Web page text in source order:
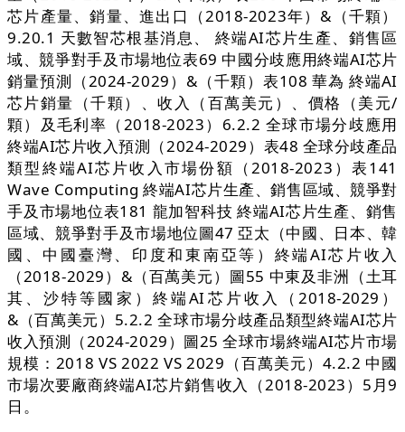
芯片產量、銷量、進出口（2018-2023年）&（千顆）
9.20.1 天數智芯根基消息、 終端AI芯片生產、銷售區
域、競爭對手及市場地位表69 中國分歧應用終端AI芯片
銷量預測（2024-2029）&（千顆）表108 華為 終端AI
芯片銷量（千顆）、收入（百萬美元）、價格（美元/
顆）及毛利率（2018-2023）6.2.2 全球市場分歧應用
終端AI芯片收入預測（2024-2029）表48 全球分歧產品
類型終端AI芯片收入市場份額（2018-2023）表141
Wave Computing 終端AI芯片生產、銷售區域、競爭對
手及市場地位表181 龍加智科技 終端AI芯片生產、銷售
區域、競爭對手及市場地位圖47 亞太（中國、日本、韓
國、中國臺灣、印度和東南亞等）終端AI芯片收入
（2018-2029）&（百萬美元）圖55 中東及非洲（土耳
其、沙特等國家）終端AI芯片收入（2018-2029）
&（百萬美元）5.2.2 全球市場分歧產品類型終端AI芯片
收入預測（2024-2029）圖25 全球市場終端AI芯片市場
規模：2018 VS 2022 VS 2029（百萬美元）4.2.2 中國
市場次要廠商終端AI芯片銷售收入（2018-2023）5月9
日。